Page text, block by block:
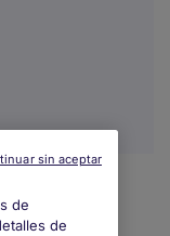
de
de
sin aceptar